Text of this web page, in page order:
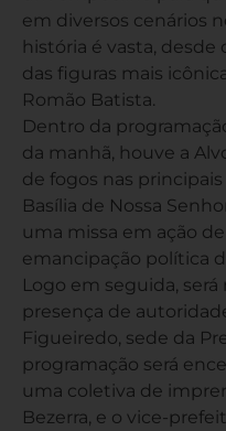
em diversos cenários
história é vasta,
das figuras mais
Romão Batista.
Dentro da
da manhã, houve a
de fogos nas principais
Basília de Nossa
uma missa em ação
emancipação política
Logo em seguida,
presença de
Figueiredo, sede da
programação será
uma coletiva de
Bezerra, e o vice-